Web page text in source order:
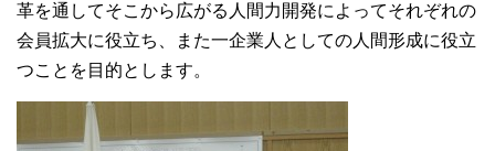
革を通してそこから広がる人間力開発によってそれぞれの
会員拡大に役立ち、また一企業人としての人間形成に役立
つことを目的とします。